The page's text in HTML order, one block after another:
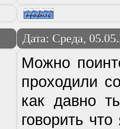
Дата: Среда,
Можно
проходили
как давно
говорить